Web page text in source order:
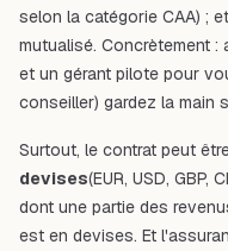
selon la catégorie CAA) ;
mutualisé. Concrètement
et un gérant pilote pour
conseiller) gardez la main
Surtout, le contrat peut
devises(EUR, USD,
dont une partie des
est en devises. Et